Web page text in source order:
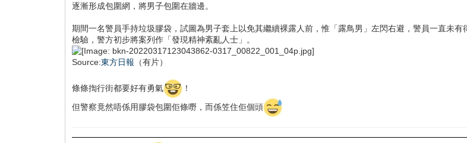
逐漸形成包圍網，將男子包圍在牆邊。
期間一名警員手持垃圾膠袋，試圖為男子套上以免其繼續裸露人前，惟「露鳥男」左閃右避，警員一直未
檢驗，警方初步將案列作「發現精神紊亂人士」。
Source:東方日報 （有片）
條條揈行街都要好有勇氣
！
但警察竟然唔係用膠袋包圍佢條嘢，而係笠住佢個頭